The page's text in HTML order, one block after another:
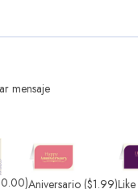
mensaje
Aniversario ($1.99)Like